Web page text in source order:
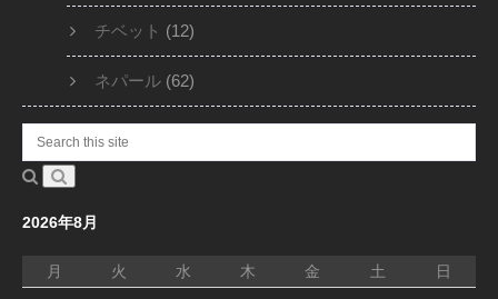
チベット (12)
ネパール (62)
2026年8月
月 火 水 木 金 土 日